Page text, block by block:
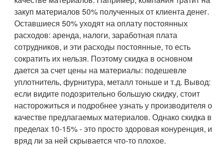
закуп материалов 50% полученных от клиента денег.
Оставшиеся 50% уходят на оплату постоянных
расходов: аренда, налоги, заработная плата
сотрудников, и эти расходы постоянные, то есть
сократить их нельзя. Поэтому скидка в основном
дается за счет цены на материалы: подешевле
уплотнитель, фурнитура, металл тоньше и т.д. Вывод:
если видите подозрительно большую скидку, стоит
насторожиться и подробнее узнать у производителя о
качестве предлагаемых материалов. Однако скидка в
пределах 10-15% - это просто здоровая конуренция, и
вряд ли за ней скрывается что-то плохое.